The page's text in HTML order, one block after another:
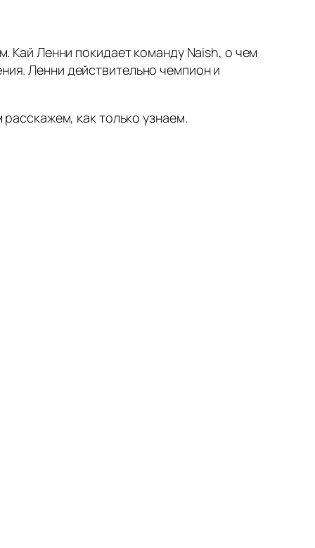
Кай Ленни покидает команду Naish, о чем
Ленни действительно чемпион и
как только узнаем.